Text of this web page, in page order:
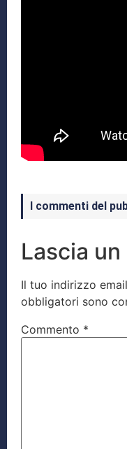
I commenti del
Lascia
Il tuo indirizzo
obbligatori sono
Commento *